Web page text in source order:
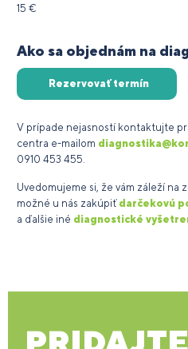
15 €
Ako sa objednám na
Rezervovať termín
V prípade nejasností kontaktujte
centra e-mailom
0910 453 455.
Uvedomujeme si, že vám záleží na
možné u nás zakúpiť darčekovú
a ďalšie iné diagnostické